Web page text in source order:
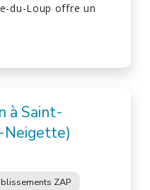
du-Loup offre un
à Saint-
Neigette)
ZAP